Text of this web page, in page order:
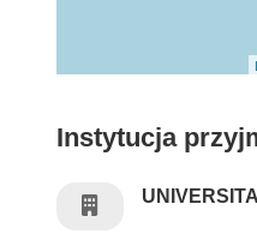
Instytucja